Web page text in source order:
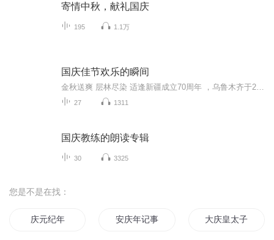
寄情中秋，献礼国庆
195 1.1万
国庆佳节欢乐的瞬间
27 1311
国庆教练的朗读专辑
30 3325
您是不是在找：
庆元纪年 安庆年记事 大庆皇太子